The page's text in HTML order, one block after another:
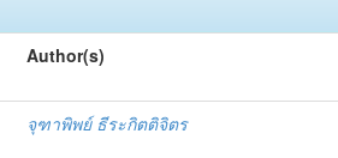
Author(s)
จุฑาพิพย์ ธีระกิตติจิตร